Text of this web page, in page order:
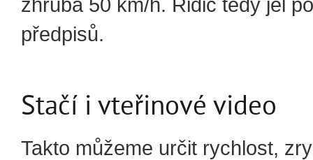
zhruba 50 km/h. Řidič tedy jel
předpisů.
Stačí i vteřinové video
Takto můžeme určit rychlost,